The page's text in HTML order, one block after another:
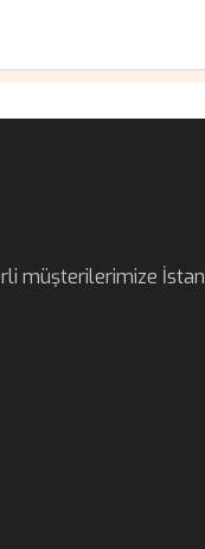
müşterilerimize